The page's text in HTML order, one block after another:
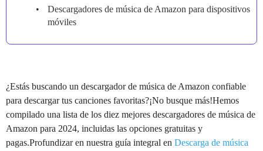
Descargadores de música de Amazon para dispositivos
móviles
¿Estás buscando un descargador de música de Amazon confiable
para descargar tus canciones favoritas?¡No busque más!Hemos
compilado una lista de los diez mejores descargadores de música de
Amazon para 2024, incluidas las opciones gratuitas y
pagas.Profundizar en nuestra guía integral en Descarga de música